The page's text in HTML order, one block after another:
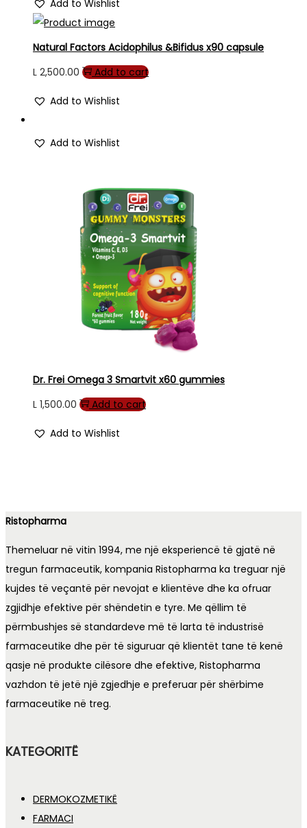
Add to Wishlist
Natural Factors Acidophilus &Bifidus x90 capsule
L 2,500.00 Add to cart
Add to Wishlist
Add to Wishlist
Dr. Frei Omega 3 Smartvit x60 gummies
L 1,500.00 Add to cart
Add to Wishlist
Ristopharma
Themeluar në vitin 1994, me një eksperiencë të gjatë në
tregun farmaceutik, kompania Ristopharma ka treguar një
kujdes të veçantë për nevojat e klientëve dhe ka ofruar
zgjidhje efektive për shëndetin e tyre. Me qëllim të
përmbushjes së standardeve më të larta të industrisë
farmaceutike dhe për të siguruar që klientët tane të kenë
qasje në produkte cilësore dhe efektive, Ristopharma
vazhdon të jetë një zgjedhje e preferuar për shërbime
farmaceutike në treg.
KATEGORITË
DERMOKOZMETIKË
FARMACI